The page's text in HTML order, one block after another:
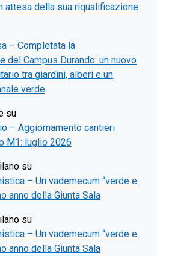
attesa della sua riqualificazione
– Completata la
del Campus Durando: un nuovo
tra giardini, alberi e un
verde
su
– Aggiornamento cantieri
M1: luglio 2026
su
– Un vademecum “verde e
anno della Giunta Sala
su
– Un vademecum “verde e
anno della Giunta Sala